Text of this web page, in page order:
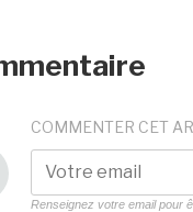
COMMENTER CET
Renseignez votre email pour